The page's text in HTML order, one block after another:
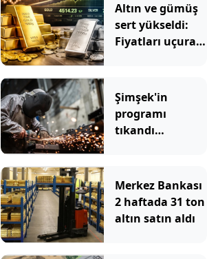
Altın ve gümüş
sert yükseldi:
Fiyatları uçuran
Şimşek'in
programı
tıkandı
Merkez Bankası
2 haftada 31 ton
altın satın aldı